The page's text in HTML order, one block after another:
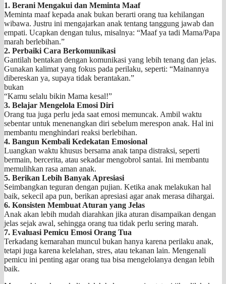
1. Berani Mengakui dan Meminta Maaf
Meminta maaf kepada anak bukan berarti orang tua kehilangan
wibawa. Justru ini mengajarkan anak tentang tanggung jawab dan
empati. Ucapkan dengan tulus, misalnya: “Maaf ya tadi Mama/Papa
marah berlebihan.”
2. Perbaiki Cara Berkomunikasi
Gantilah bentakan dengan komunikasi yang lebih tenang dan jelas.
Gunakan kalimat yang fokus pada perilaku, seperti: “Mainannya
dibereskan ya, supaya tidak berantakan.”
bukan
“Kamu selalu bikin Mama kesal!”
3. Belajar Mengelola Emosi Diri
Orang tua juga perlu jeda saat emosi memuncak. Ambil waktu
sebentar untuk menenangkan diri sebelum merespon anak. Hal ini
membantu menghindari reaksi berlebihan.
4. Bangun Kembali Kedekatan Emosional
Luangkan waktu khusus bersama anak tanpa distraksi, seperti
bermain, bercerita, atau sekadar mengobrol santai. Ini membantu
memulihkan rasa aman anak.
5. Berikan Lebih Banyak Apresiasi
Seimbangkan teguran dengan pujian. Ketika anak melakukan hal
baik, sekecil apa pun, berikan apresiasi agar anak merasa dihargai.
6. Konsisten Membuat Aturan yang Jelas
Anak akan lebih mudah diarahkan jika aturan disampaikan dengan
jelas sejak awal, sehingga orang tua tidak perlu sering marah.
7. Evaluasi Pemicu Emosi Orang Tua
Terkadang kemarahan muncul bukan hanya karena perilaku anak,
tetapi juga karena kelelahan, stres, atau tekanan lain. Mengenali
pemicu ini penting agar orang tua bisa mengelolanya dengan lebih
baik.